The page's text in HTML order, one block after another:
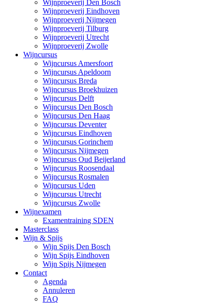
Wijnproeverij Den Bosch
Wijnproeverij Eindhoven
Wijnproeverij Nijmegen
Wijnproeverij Tilburg
Wijnproeverij Utrecht
Wijnproeverij Zwolle
Wijncursus
Wijncursus Amersfoort
Wijncursus Apeldoorn
Wijncursus Breda
Wijncursus Broekhuizen
Wijncursus Delft
Wijncursus Den Bosch
Wijncursus Den Haag
Wijncursus Deventer
Wijncursus Eindhoven
Wijncursus Gorinchem
Wijncursus Nijmegen
Wijncursus Oud Beijerland
Wijncursus Roosendaal
Wijncursus Rosmalen
Wijncursus Uden
Wijncursus Utrecht
Wijncursus Zwolle
Wijnexamen
Examentraining SDEN
Masterclass
Wijn & Spijs
Wijn Spijs Den Bosch
Wijn Spijs Eindhoven
Wijn Spijs Nijmegen
Contact
Agenda
Annuleren
FAQ